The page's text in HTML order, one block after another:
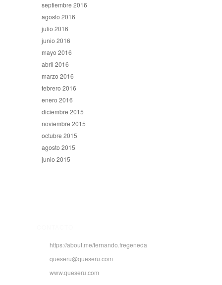
septiembre 2016
agosto 2016
julio 2016
junio 2016
mayo 2016
abril 2016
marzo 2016
febrero 2016
enero 2016
diciembre 2015
noviembre 2015
octubre 2015
agosto 2015
junio 2015
https://about.me/fernando.fregeneda
queseru@queseru.com
www.queseru.com